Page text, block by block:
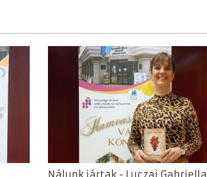
Nálunk jártak - Luczai Gabriella